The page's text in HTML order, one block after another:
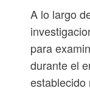
A lo largo
para
durante el
establecido